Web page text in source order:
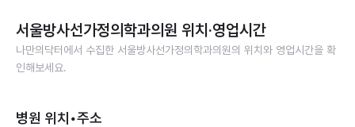
서울방사선가정의학과의원 위치·영업시간
나만의닥터에서 수집한 서울방사선가정의학과의원의 위치와 영업시간을 확
인해보세요.
병원 위치•주소